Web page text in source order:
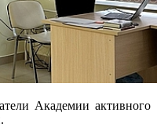
Академии активного